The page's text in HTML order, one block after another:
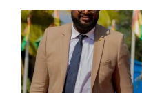
bo
ok
tt
er
ail